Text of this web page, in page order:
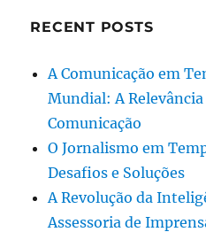
RECENT POSTS
A Comunicação em
Mundial: A
Comunicação
O Jornalismo em
Desafios e Soluções
A Revolução da
Assessoria de